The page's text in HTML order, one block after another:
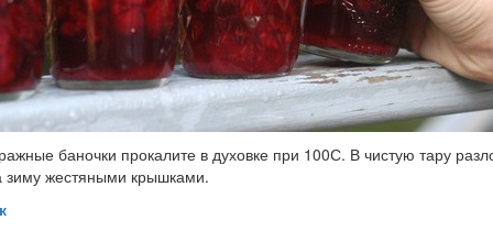
баночки прокалите в духовке при 100С. В чистую тару
зиму жестяными крышками.